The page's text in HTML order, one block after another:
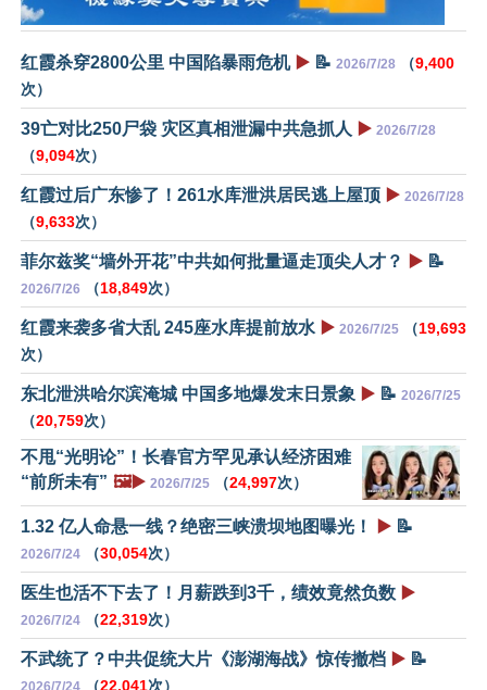
红霞杀穿2800公里 中国陷暴雨危机 ▶️ 📝 2026/7/28 （9,400
次）
39亡对比250尸袋 灾区真相泄漏中共急抓人 ▶️ 2026/7/28
（9,094次）
红霞过后广东惨了！261水库泄洪居民逃上屋顶 ▶️ 2026/7/28
（9,633次）
菲尔兹奖“墙外开花”中共如何批量逼走顶尖人才？ ▶️ 📝
2026/7/26 （18,849次）
红霞来袭多省大乱 245座水库提前放水 ▶️ 2026/7/25 （19,693
次）
东北泄洪哈尔滨淹城 中国多地爆发末日景象 ▶️ 📝 2026/7/25
（20,759次）
不甩“光明论”！长春官方罕见承认经济困难
“前所未有” 🖼️▶️ 2026/7/25 （24,997次）
1.32 亿人命悬一线？绝密三峡溃坝地图曝光！ ▶️ 📝
2026/7/24 （30,054次）
医生也活不下去了！月薪跌到3千，绩效竟然负数 ▶️
2026/7/24 （22,319次）
不武统了？中共促统大片《澎湖海战》惊传撤档 ▶️ 📝
2026/7/24 （22,041次）